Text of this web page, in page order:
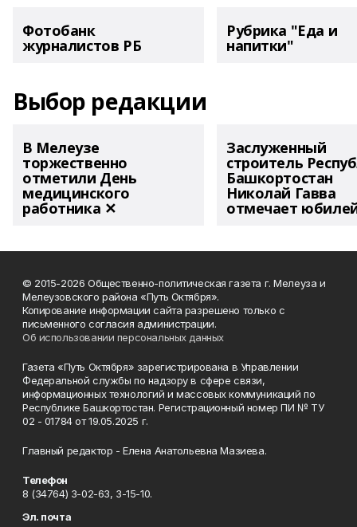
Фотобанк
журналистов РБ
Рубрика "Еда и
напитки"
Выбор редакции
В Мелеузе
торжественно
отметили День
медицинского
работника ✕
Заслуженный
строитель
Башкортостан
Николай Гавва
отмечает
© 2015-2026 Общественно-политическая газета г. Мелеуза и
Мелеузовского района «Путь Октября».
Копирование информации сайта разрешено только с
письменного согласия администрации.
Об использовании персональных данных
Газета «Путь Октября» зарегистрирована в Управлении
Федеральной службы по надзору в сфере связи,
информационных технологий и массовых коммуникаций по
Республике Башкортостан. Регистрационный номер ПИ № ТУ
02 - 01784 от 19.05.2025 г.
Главный редактор - Елена Анатольевна Мазиева.
Телефон
8 (34764) 3-02-63, 3-15-10.
Эл. почта